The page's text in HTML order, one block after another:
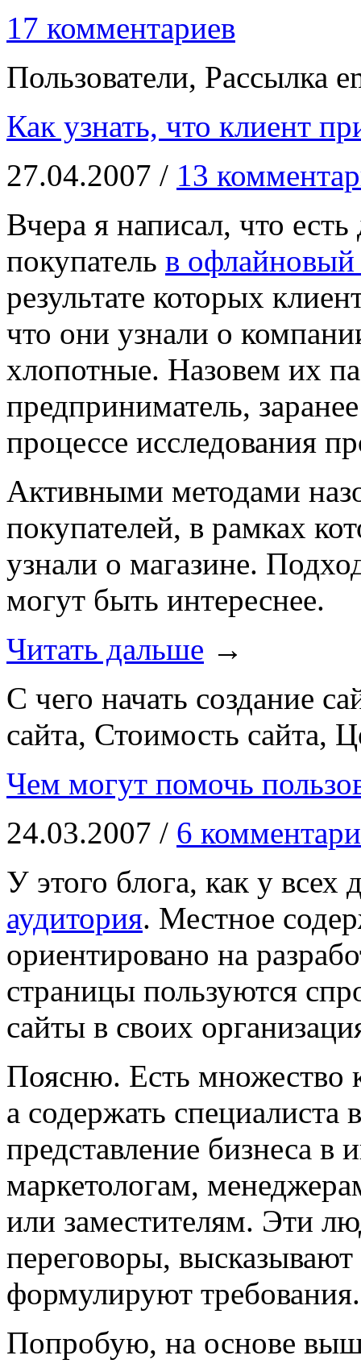
17 комментариев
Пользователи, Рассылка
Как узнать, что клиент
27.04.2007 / 13
Вчера я написал, что
покупатель в офлайновый
результате которых
что они узнали о
хлопотные. Назовем их
предприниматель,
процессе исследования
Активными методами
покупателей, в рамках
узнали о магазине.
могут быть интереснее.
Читать дальше →
С чего начать создание
сайта, Стоимость сайта,
Чем могут помочь
24.03.2007 / 6
У этого блога, как у всех
аудитория. Местное
ориентировано на
страницы пользуются
сайты в своих
Поясню. Есть множество
а содержать
представление бизнеса в
маркетологам,
или заместителям. Эти
переговоры,
формулируют требования.
Попробую, на основе